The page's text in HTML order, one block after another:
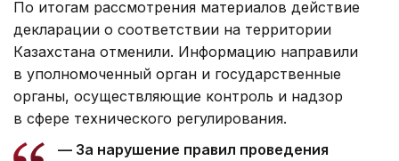
По итогам рассмотрения материалов действие
декларации о соответствии на территории
Казахстана отменили. Информацию направили
в уполномоченный орган и государственные
органы, осуществляющие контроль и надзор
в сфере технического регулирования.
— За нарушение правил проведения